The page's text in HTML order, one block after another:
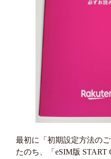
最初に「初期設定方法の
たのち、「eSIM版 START